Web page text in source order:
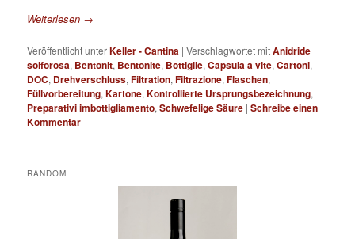
Weiterlesen →
Veröffentlicht unterKeller - Cantina |Verschlagwortet mitAnidride
solforosa, Bentonit, Bentonite, Bottiglie,Capsula a vite,Cartoni,
DOC, Drehverschluss,Filtration,Filtrazione,Flaschen,
Füllvorbereitung,Kartone,Kontrollierte Ursprungsbezeichnung,
Preparativi imbottigliamento,Schwefelige Säure |Schreibe einen
Kommentar
RANDOM